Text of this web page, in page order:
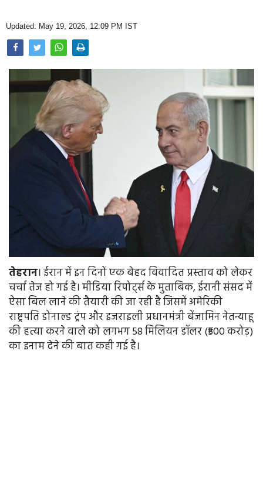
Photo Gallery
Home
Updated: May 19, 2026, 12:09 PM IST
तेहरान। ईरान में इन दिनों एक बेहद विवादित प्रस्ताव को लेकर
चर्चा तेज हो गई है। मीडिया रिपोर्ट्स के मुताबिक, ईरानी संसद में
ऐसा बिल लाने की तैयारी की जा रही है जिसमें अमेरिकी
राष्ट्रपति डोनाल्ड ट्रंप और इजराइली प्रधानमंत्री बेंजामिन नेतन्याहू
की हत्या करने वाले को लगभग 58 मिलियन डॉलर (₹500 करोड़)
का इनाम देने की बात कही गई है।